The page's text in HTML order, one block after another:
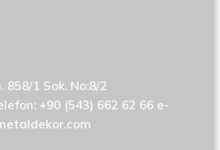
858/1 Sok. No:8/2
+90 (543) 662 62 66 e-